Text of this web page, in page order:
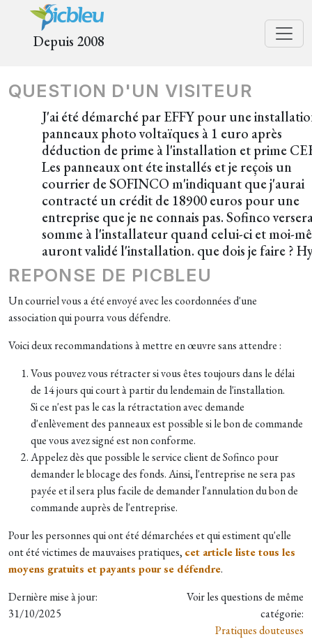
Depuis 2008
QUESTION D'UN VISITEUR
J'ai été démarché par EFFY pour une
panneaux photo voltaïques à 1 euro après
déduction de prime à l'installation et prime
Les panneaux ont éte installés et je reçois un
courrier de SOFINCO m'indiquant que j'aurai
contracté un crédit de 18900 euros pour une
entreprise que je ne connais pas. Sofinco
somme à l'installateur quand celui-ci et moi-
auront validé l'installation. que dois je faire ?
REPONSE DE PICBLEU
Un courriel vous a été envoyé avec les coordonnées d'une
association qui pourra vous défendre.
Voici deux recommandations à mettre en œuvre sans attendre :
Vous pouvez vous rétracter si vous êtes toujours dans le délai
de 14 jours qui court à partir du lendemain de l'installation.
Si ce n'est pas le cas la rétractation avec demande
d'enlèvement des panneaux est possible si le bon de commande
que vous avez signé est non conforme.
Appelez dès que possible le service client de Sofinco pour
demander le blocage des fonds. Ainsi, l'entreprise ne sera pas
payée et il sera plus facile de demander l'annulation du bon de
commande auprès de l'entreprise.
Pour les personnes qui ont été démarchées et qui estiment qu'elle
ont été victimes de mauvaises pratiques, cet article liste tous les
moyens gratuits et payants pour se défendre.
Dernière mise à jour:
31/10/2025
Voir les questions de même
catégorie:
Pratiques douteuses